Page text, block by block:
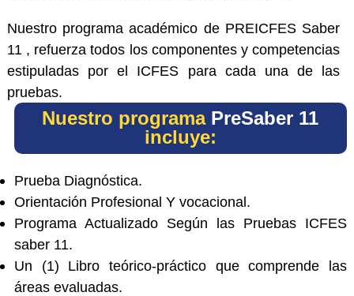
Nuestro programa académico de PREICFES Saber
11 , refuerza todos los componentes y competencias
estipuladas por el ICFES para cada una de las
pruebas.
Nuestro programa PreSaber 11
incluye:
Prueba Diagnóstica.
Orientación Profesional Y vocacional.
Programa Actualizado Según las Pruebas ICFES
saber 11.
Un (1) Libro teórico-práctico que comprende las
áreas evaluadas.